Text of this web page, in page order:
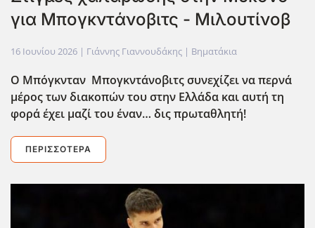
για Μπογκντάνοβιτς - Μιλουτίνοβ
16 Ιουνίου 2026 | Γιάννης Γιαννουδάκης | Βηματάκια
Ο Μπόγκνταν Μπογκντάνοβιτς συνεχίζει να περνά
μέρος των διακοπών του στην Ελλάδα και αυτή τη
φορά έχει μαζί του έναν… δις πρωταθλητή!
ΠΕΡΙΣΣΌΤΕΡΑ